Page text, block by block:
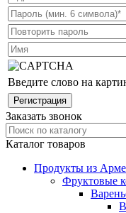
Введите слово на
Заказать звонок
Каталог товаров
Продукты из
Фруктовые